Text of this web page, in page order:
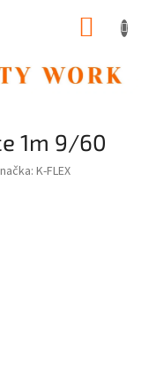
1m 9/60
K-FLEX